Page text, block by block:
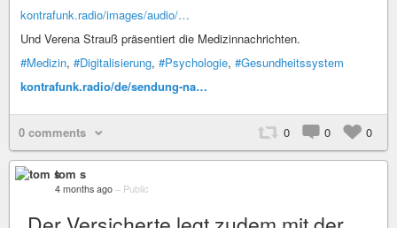
kontrafunk.radio/images/audio/…
Und Verena Strauß präsentiert die Medizinnachrichten.
#Medizin, #Digitalisierung, #Psychologie, #Gesundheitssystem
kontrafunk.radio/de/sendung-na…
0 comments 0 0 0
tom s
4 months ago – Public